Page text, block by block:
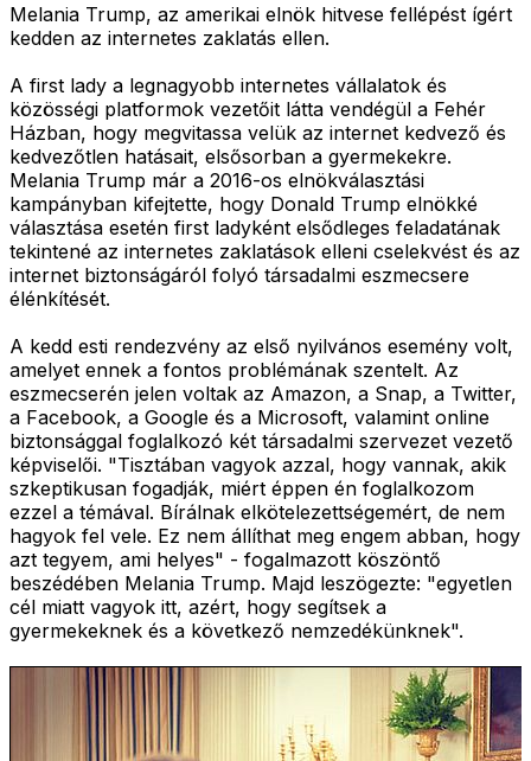
Melania Trump, az amerikai elnök hitvese fellépést ígért
kedden az internetes zaklatás ellen.
A first lady a legnagyobb internetes vállalatok és
közösségi platformok vezetőit látta vendégül a Fehér
Házban, hogy megvitassa velük az internet kedvező és
kedvezőtlen hatásait, elsősorban a gyermekekre.
Melania Trump már a 2016-os elnökválasztási
kampányban kifejtette, hogy Donald Trump elnökké
választása esetén first ladyként elsődleges feladatának
tekintené az internetes zaklatások elleni cselekvést és az
internet biztonságáról folyó társadalmi eszmecsere
élénkítését.
A kedd esti rendezvény az első nyilvános esemény volt,
amelyet ennek a fontos problémának szentelt. Az
eszmecserén jelen voltak az Amazon, a Snap, a Twitter,
a Facebook, a Google és a Microsoft, valamint online
biztonsággal foglalkozó két társadalmi szervezet vezető
képviselői. "Tisztában vagyok azzal, hogy vannak, akik
szkeptikusan fogadják, miért éppen én foglalkozom
ezzel a témával. Bírálnak elkötelezettségemért, de nem
hagyok fel vele. Ez nem állíthat meg engem abban, hogy
azt tegyem, ami helyes" - fogalmazott köszöntő
beszédében Melania Trump. Majd leszögezte: "egyetlen
cél miatt vagyok itt, azért, hogy segítsek a
gyermekeknek és a következő nemzedékünknek".